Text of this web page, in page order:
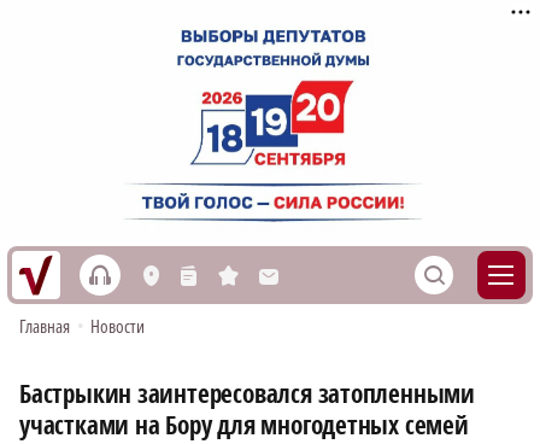
h L n s M S
Главная • Новости
Бастрыкин заинтересовался затопленными
участками на Бору для многодетных семей